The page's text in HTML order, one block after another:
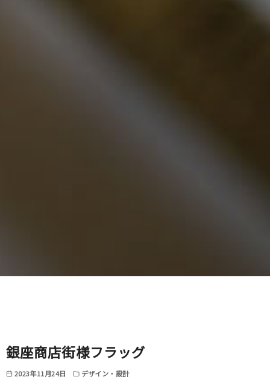
銀座商店街様フラッグ
2023年11月24日 デザイン・設計